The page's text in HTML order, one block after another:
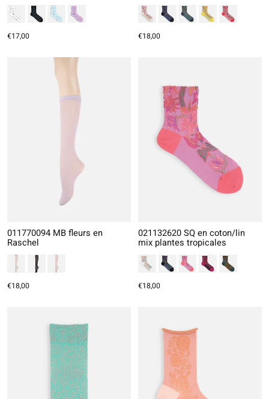
€17,00 €18,00
011770094 MB fleurs en
Raschel
€18,00
021132620 SQ en coton/lin
mix plantes tropicales
€18,00